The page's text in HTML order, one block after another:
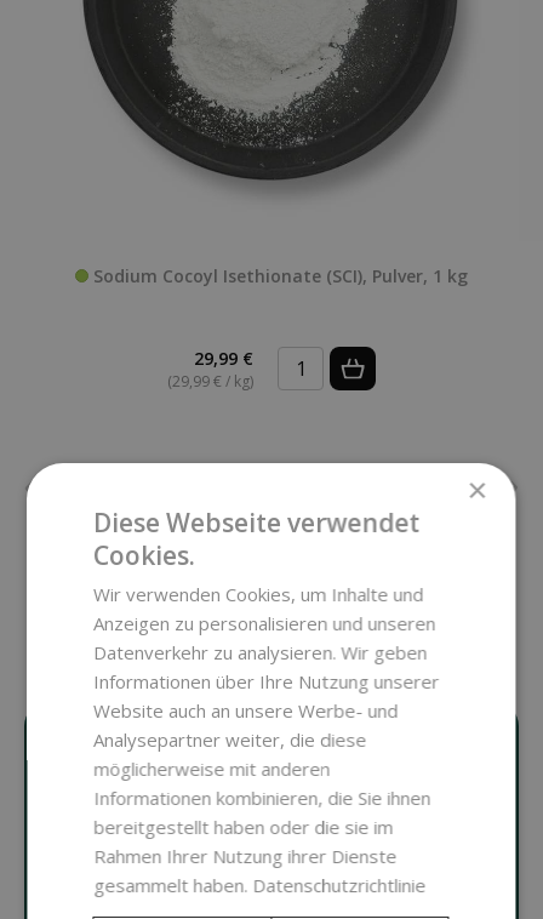
Sodium Cocoyl Isethionate (SCI), Pulver, 1 kg
29,99 €
(29,99 € / kg)
ALLES FÜR DIE
HERSTELLUNG
×
Diese Webseite verwendet
Cookies.
Wir verwenden Cookies, um Inhalte und
Anzeigen zu personalisieren und unseren
Datenverkehr zu analysieren. Wir geben
Informationen über Ihre Nutzung unserer
Website auch an unsere Werbe- und
Analysepartner weiter, die diese
möglicherweise mit anderen
Informationen kombinieren, die Sie ihnen
bereitgestellt haben oder die sie im
Rahmen Ihrer Nutzung ihrer Dienste
gesammelt haben. Datenschutzrichtlinie